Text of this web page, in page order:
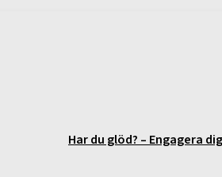
Har du glöd? – Engagera